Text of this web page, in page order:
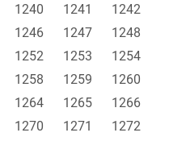
1240 1241
1242
1246 1247
1248
1252 1253
1254
1258 1259
1260
1264 1265
1266
1270 1271
1272